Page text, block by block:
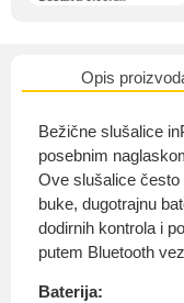
Opis
Bežične slušalice
posebnim
Ove slušalice
buke, dugotrajnu
dodirnih kontrola i
putem Bluetooth
Baterija: